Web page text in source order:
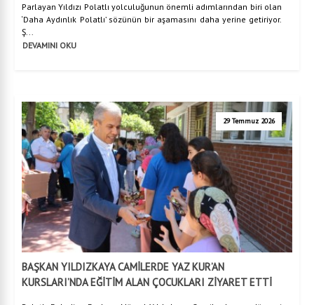
Parlayan Yıldızı Polatlı yolculuğunun önemli adımlarından biri olan
‘Daha Aydınlık Polatlı’ sözünün bir aşamasını daha yerine getiriyor.
Ş...
DEVAMINI OKU
29 Temmuz 2026
BAŞKAN YILDIZKAYA CAMİLERDE YAZ KUR’AN
KURSLARI’NDA EĞİTİM ALAN ÇOCUKLARI ZİYARET ETTİ